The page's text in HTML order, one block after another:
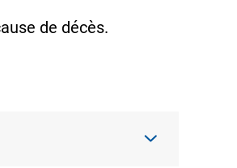
de décès.